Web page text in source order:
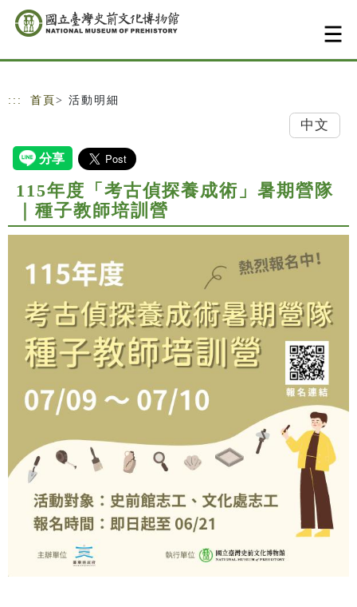
跳到主要內容
網站導覽
::: 首頁 > 活動明細
中文
115年度「考古偵探養成術」暑期營隊
｜種子教師培訓營